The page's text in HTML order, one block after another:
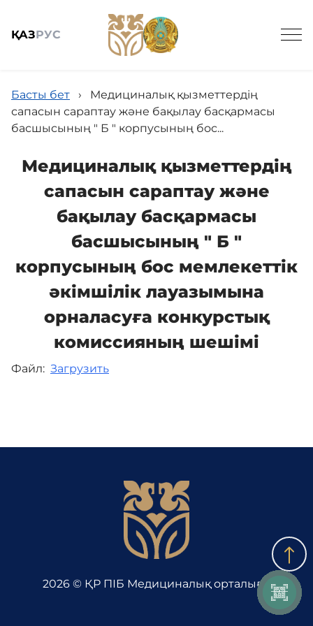
ҚАЗРУС
Жалпы мәлімет
Баспасөз
Заңнама және кадрлармен қамтамасыз ету
Нашар көретіндерге
арналған нұсқа
Басты бет ›
Медициналық қызметтердің
сапасын сараптау және бақылау басқармасы
басшысының " Б " корпусының бос...
Медициналық қызметтердің
сапасын сараптау және
бақылау басқармасы
басшысының " Б "
корпусының бос мемлекеттік
әкімшілік лауазымына
орналасуға конкурстық
комиссияның шешімі
Файл: Загрузить
2026 © ҚР ПІБ Медициналық орталығы